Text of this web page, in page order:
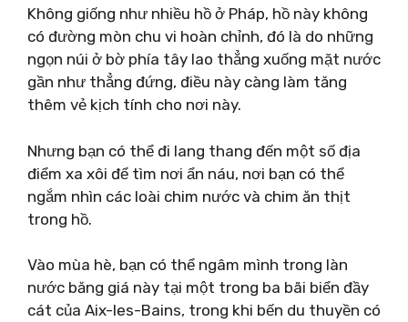
Không giống như nhiều hồ ở Pháp, hồ này không
có đường mòn chu vi hoàn chỉnh, đó là do những
ngọn núi ở bờ phía tây lao thẳng xuống mặt nước
gần như thẳng đứng, điều này càng làm tăng
thêm vẻ kịch tính cho nơi này.
Nhưng bạn có thể đi lang thang đến một số địa
điểm xa xôi để tìm nơi ẩn náu, nơi bạn có thể
ngắm nhìn các loài chim nước và chim ăn thịt
trong hồ.
Vào mùa hè, bạn có thể ngâm mình trong làn
nước băng giá này tại một trong ba bãi biển đầy
cát của Aix-les-Bains, trong khi bến du thuyền có